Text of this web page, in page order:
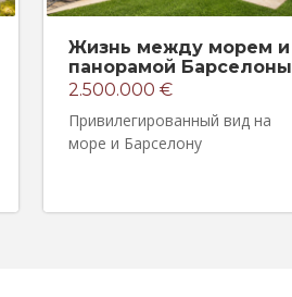
Жизнь между морем и
панорамой Барселоны
2.500.000 €
Привилегированный вид на
море и Барселону